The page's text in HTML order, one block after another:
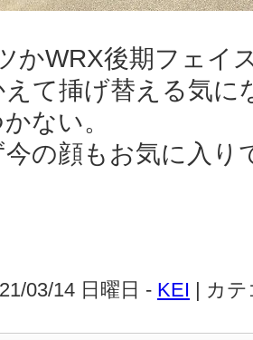
かWRX後期フェイ
えて挿げ替える気
ない。
今の顔もお気に入り
03/14 日曜日 - KEI | カ